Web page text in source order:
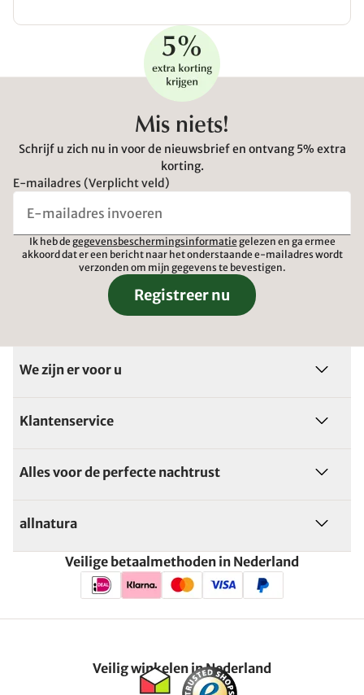
Mis niets!
Schrijf u zich nu in voor de nieuwsbrief en ontvang 5% extra
korting.
E-mailadres (Verplicht veld)
Ik heb de gegevensbeschermingsinformatie gelezen en ga ermee
akkoord dat er een bericht naar het onderstaande e-mailadres wordt
verzonden om mijn gegevens te bevestigen.
Registreer nu
We zijn er voor u
Klantenservice
Alles voor de perfecte nachtrust
allnatura
Veilige betaalmethoden in Nederland
Veilig winkelen in Nederland